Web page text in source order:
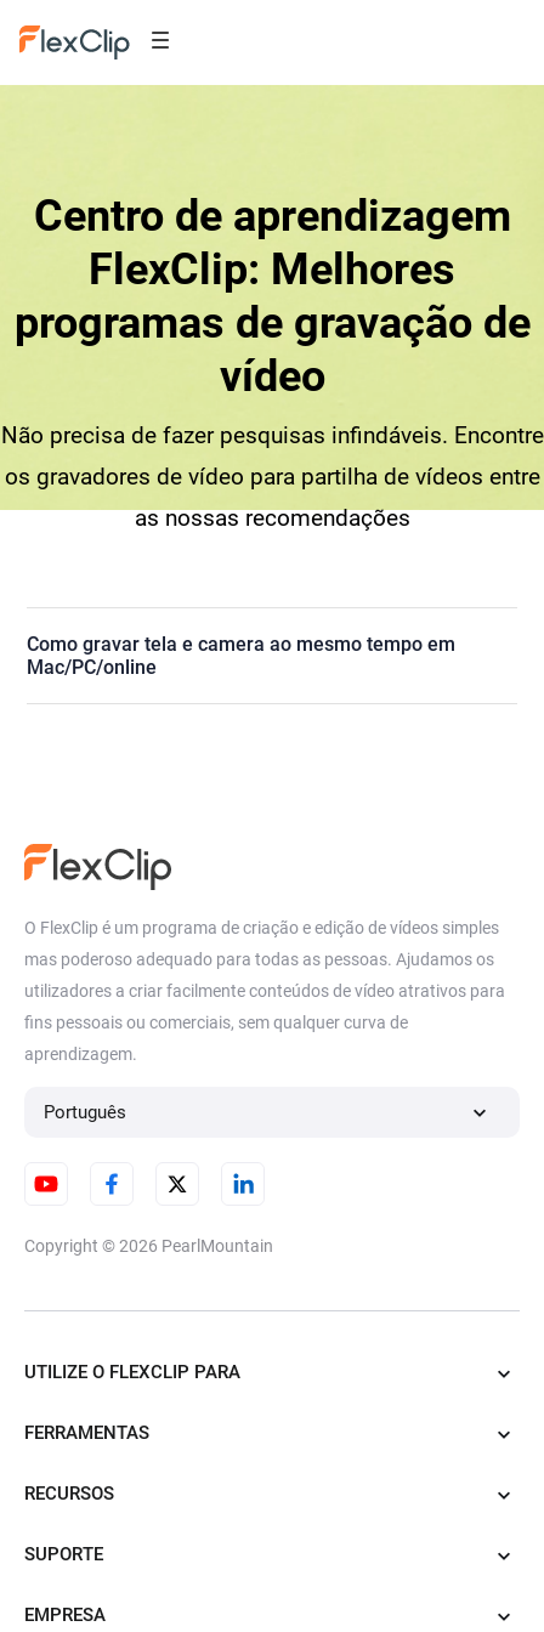
Centro de aprendizagem
FlexClip: Melhores
programas de gravação de
vídeo
Não precisa de fazer pesquisas infindáveis. Encontre
os gravadores de vídeo para partilha de vídeos entre
as nossas recomendações
Como gravar tela e camera ao mesmo tempo em
Mac/PC/online
O FlexClip é um programa de criação e edição de vídeos simples
mas poderoso adequado para todas as pessoas. Ajudamos os
utilizadores a criar facilmente conteúdos de vídeo atrativos para
fins pessoais ou comerciais, sem qualquer curva de
aprendizagem.
Português
Copyright © 2026 PearlMountain
UTILIZE O FLEXCLIP PARA
FERRAMENTAS
RECURSOS
SUPORTE
EMPRESA